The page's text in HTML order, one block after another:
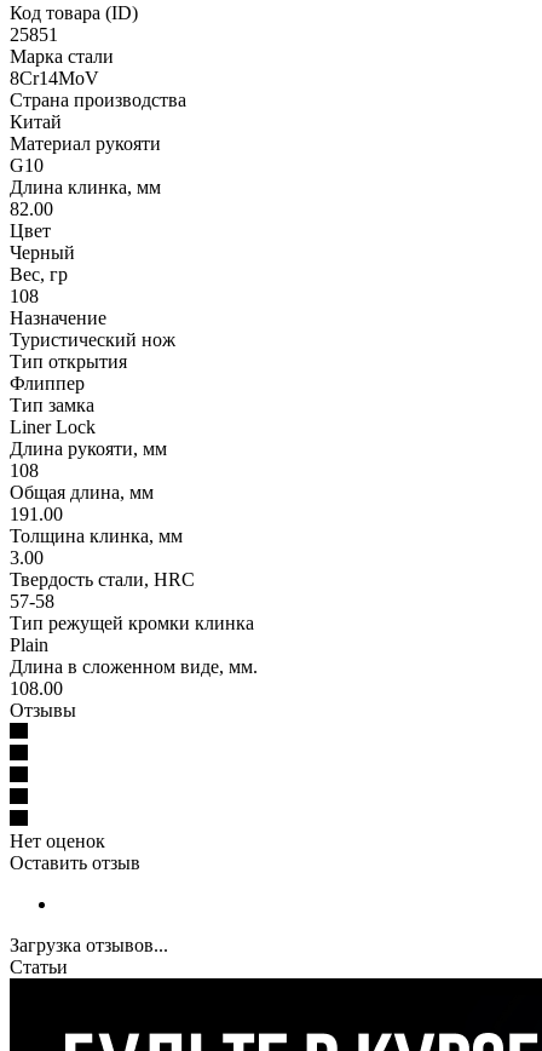
Код товара (ID)
25851
Марка стали
8Cr14MoV
Страна производства
Китай
Материал рукояти
G10
Длина клинка, мм
82.00
Цвет
Черный
Вес, гр
108
Назначение
Туристический нож
Тип открытия
Флиппер
Тип замка
Liner Lock
Длина рукояти, мм
108
Общая длина, мм
191.00
Толщина клинка, мм
3.00
Твердость стали, HRC
57-58
Тип режущей кромки клинка
Plain
Длина в сложенном виде, мм.
108.00
Отзывы
Нет оценок
Оставить отзыв
Загрузка отзывов...
Статьи